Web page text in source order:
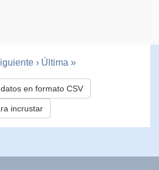
› Última »
en formato CSV
incrustar